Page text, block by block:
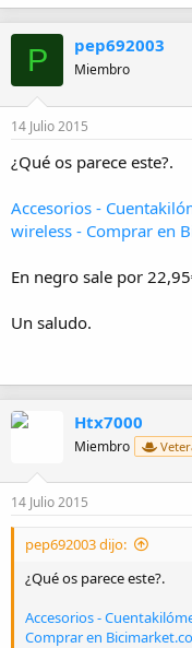
P pep692003
Miembro
14 Julio 2015
¿Qué os parece este?.
Accesorios -
wireless - Comprar en
En negro sale por
Un saludo.
Htx7000
Miembro
14 Julio 2015
pep692003 dijo:
¿Qué os parece este?.
Accesorios -
Comprar en